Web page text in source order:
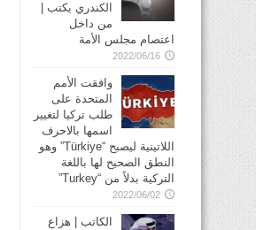
الكندري يكتب |
من داخل
اعتصام مجلس الأمة
2022/06/16
وافقت الأمم
المتحدة على
طلب تركيا لتغيير
اسمها بالاحرف
اللاتينية ليصبح “Türkiye” وهو
النطق الصحيح لها باللغة
التركية بدلاً من “Turkey”
2022/06/02
الكاتب | هزاع